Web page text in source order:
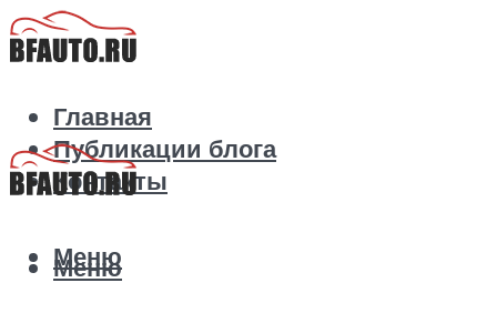
Главная
Публикации блога
Контакты
Меню
Меню